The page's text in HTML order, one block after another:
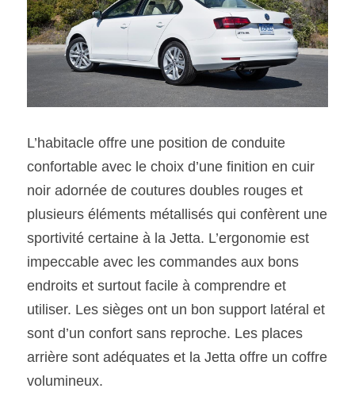
L’habitacle offre une position de conduite
confortable avec le choix d’une finition en cuir
noir adornée de coutures doubles rouges et
plusieurs éléments métallisés qui confèrent une
sportivité certaine à la Jetta. L’ergonomie est
impeccable avec les commandes aux bons
endroits et surtout facile à comprendre et
utiliser. Les sièges ont un bon support latéral et
sont d’un confort sans reproche. Les places
arrière sont adéquates et la Jetta offre un coffre
volumineux.